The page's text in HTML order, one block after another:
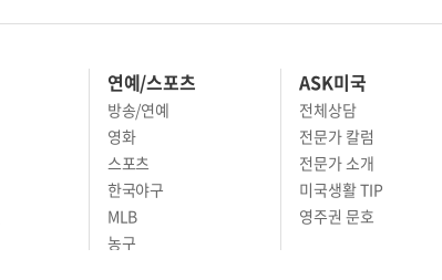
연예/스포츠
방송/연예
영화
스포츠
한국야구
MLB
농구
ASK미국
전체상담
전문가 칼럼
전문가 소개
미국생활 TIP
영주권 문호